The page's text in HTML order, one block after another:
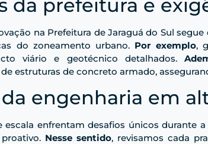
da prefeitura e
na Prefeitura de Jaraguá do Sul
do zoneamento urbano. Por exemplo,
viário e geotécnico detalhados.
estruturas de concreto armado,
da engenharia em
escala enfrentam desafios únicos durante
Nesse sentido, revisamos cada